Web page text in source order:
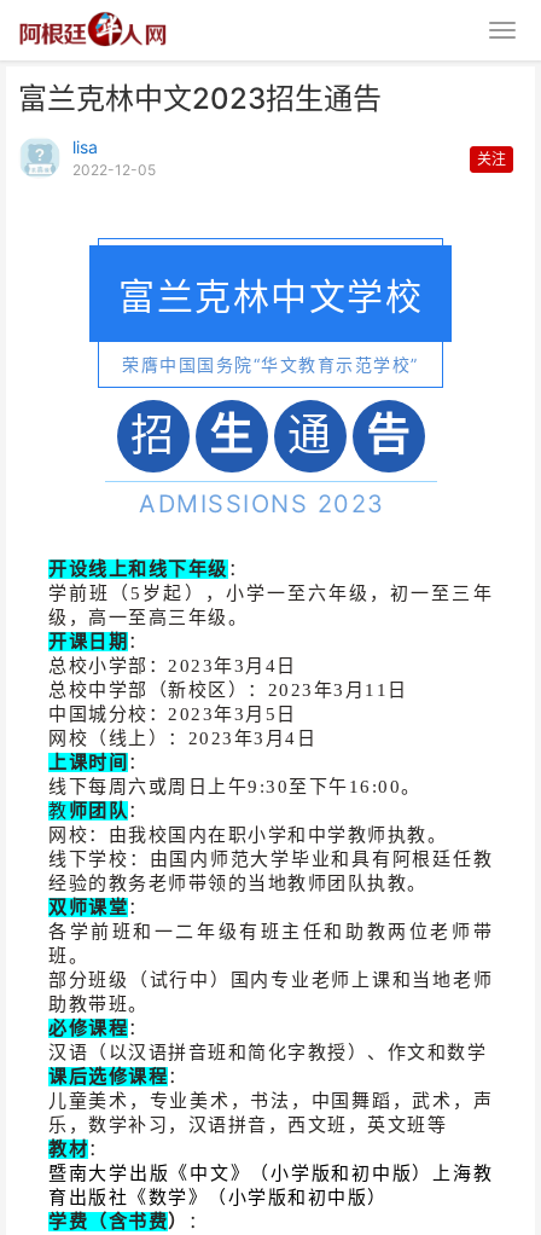
富兰克林中文2023招生通告
lisa
2022-12-05
关注
富兰克林中文学校
荣膺中国国务院“华文教育示范学校”
招 生
通
告
告
ADMISSIONS 2023
开设线上和线下年级 ：
学前班（5岁起），小学一至六年级，初一至三年
级，高一至高三年级。
开课日期 ：
总校小学部：2023年3月4日
总校中学部（新校区）：2023年3月11日
中国城分校：2023年3月5日
网校（线上）：2023年3月4日
上课时间 ：
线下每周六或周日上午9:30至下午16:00。
教师团队 ：
网校：由我校国内在职小学和中学教师执教。
线下学校：由国内师范大学毕业和具有阿根廷任教
经验的教务老师带领的当地教师团队执教。
双师课堂：
各学前班和一二年级有班主任和助教两位老师带
班。
部分班级（试行中）国内专业老师上课和当地老师
助教带班。
必修课程：
汉语（以汉语拼音班和简化字教授）、作文和数学
课后选修课程：
儿童美术，专业美术，书法，中国舞蹈，武术，声
乐，数学补习，汉语拼音，西文班，英文班等
教材：
暨南大学出版《中文》（小学版和初中版）上海教
育出版社《数学》（小学版和初中版）
学费（含书费）
：
富兰克林中文2023招生通告